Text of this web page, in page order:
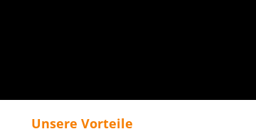
Unsere Vorteile